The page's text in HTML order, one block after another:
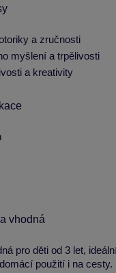
a zručnosti
myšlení a trpělivosti
a kreativity
vhodná
pro děti od 3 let,
použití i na cesty.